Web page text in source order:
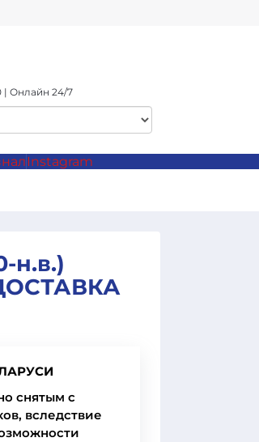
| Онлайн 24/7
Instagram
н.в.)
снятым с
вследствие